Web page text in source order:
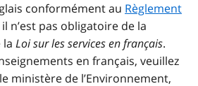
conformément au Règlement
n’est pas obligatoire de la
Loi sur les services en français.
en français, veuillez
ministère de l’Environnement,